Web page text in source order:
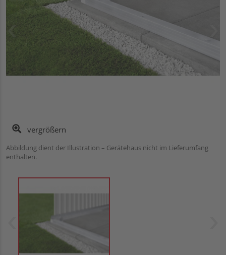
vergrößern
Abbildung dient der Illustration – Gerätehaus nicht im Lieferumfang
enthalten.